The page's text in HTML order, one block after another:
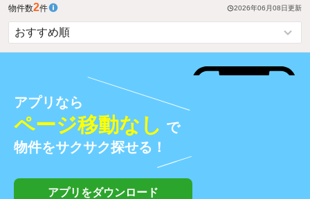
物件数2件 2026年06月08日更新
アプリなら
ページ移動なし で
物件をサクサク探せる！
アプリをダウンロード